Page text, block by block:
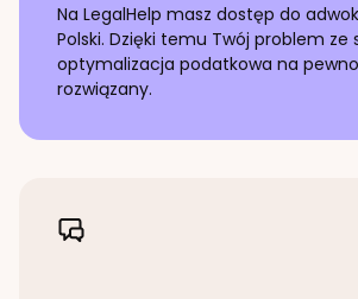
Na LegalHelp masz dostęp do
Polski. Dzięki temu Twój problem ze
optymalizacja podatkowa na
rozwiązany.